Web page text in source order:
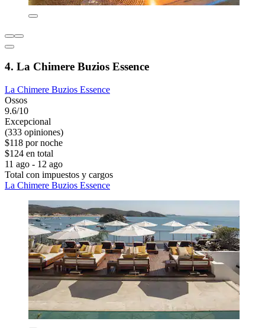
4. La Chimere Buzios Essence
La Chimere Buzios Essence
Ossos
9.6/10
Excepcional
(333 opiniones)
$118 por noche
$124 en total
11 ago - 12 ago
Total con impuestos y cargos
La Chimere Buzios Essence